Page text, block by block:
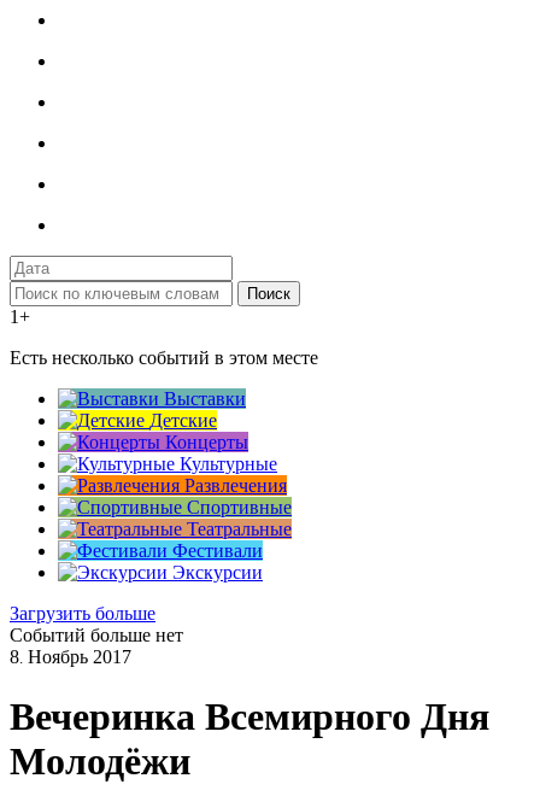
Поиск
1+
Есть несколько событий в этом месте
Выставки
Детские
Концерты
Культурные
Развлечения
Спортивные
Театральные
Фестивали
Экскурсии
Загрузить больше
Событий больше нет
8. Ноябрь 2017
Вечеринка Всемирного Дня
Молодёжи